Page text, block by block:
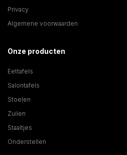
Privacy
Algemene voorwaarden
Onze producten
Eettafels
Salontafels
Stoelen
Zuilen
Staaltjes
Onderstellen